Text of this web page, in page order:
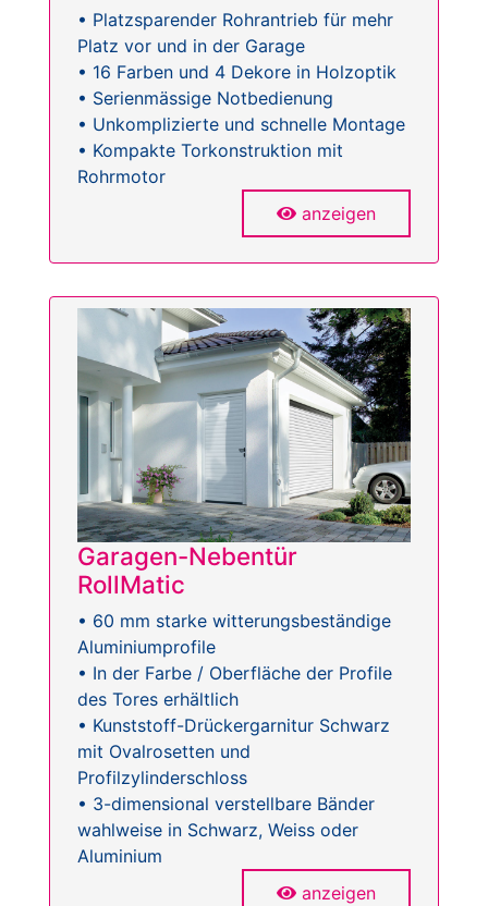
• Platzsparender Rohrantrieb für mehr
Platz vor und in der Garage
• 16 Farben und 4 Dekore in Holzoptik
• Serienmässige Notbedienung
• Unkomplizierte und schnelle Montage
• Kompakte Torkonstruktion mit
Rohrmotor
anzeigen
Garagen-Nebentür
RollMatic
• 60 mm starke witterungsbeständige
Aluminiumprofile
• In der Farbe / Oberfläche der Profile
des Tores erhältlich
• Kunststoff-Drückergarnitur Schwarz
mit Ovalrosetten und
Profilzylinderschloss
• 3-dimensional verstellbare Bänder
wahlweise in Schwarz, Weiss oder
Aluminium
anzeigen